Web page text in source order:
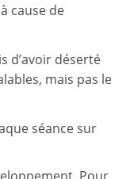
cause de
d’avoir déserté
mais pas le
séance sur